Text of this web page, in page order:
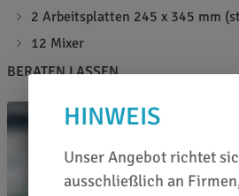
2 Arbeitsplatten 245 x 345 mm
12 Mixer
BERATEN LASSEN
HINWEIS
Unser Angebot richtet
ausschließlich an